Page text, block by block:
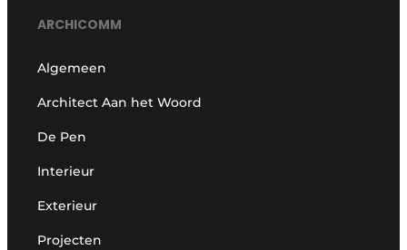
ARCHICOMM
Algemeen
Architect Aan het Woord
De Pen
Interieur
Exterieur
Projecten